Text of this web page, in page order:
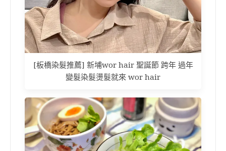
[板橋染髮推薦] 新埔wor hair 聖誕節 跨年 過年
變髮染髮燙髮就來 wor hair